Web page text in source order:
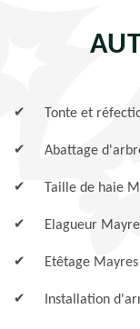
Tonte et
Abattage
Taille de haie
Elagueur
Etêtage Mayres
Installation